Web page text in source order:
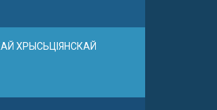
ХРЫСЬЦІЯНСКАЙ